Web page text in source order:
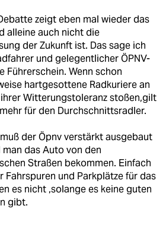
zeigt eben mal wieder das
alleine auch nicht die
der Zukunft ist. Das sage ich
und gelegentlicher ÖPNV-
Führerschein. Wenn schon
hartgesottene Radkuriere an
ihrer Witterungstoleranz stoßen,gilt
für den Durchschnittsradler.
der Öpnv verstärkt ausgebaut
das Auto von den
Straßen bekommen. Einfach
Fahrspuren und Parkplätze für das
es nicht ,solange es keine guten
gibt.